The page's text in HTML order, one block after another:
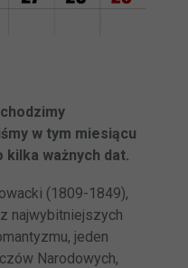
w tym miesiącu
kilka ważnych dat.
(1809-1849),
najwybitniejszych
jeden
Narodowych,